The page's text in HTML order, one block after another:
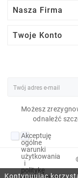
Kontynuując
MT
Nasza Firma
Twoje Konto
Możesz
odnaleźć
Akceptuję
ogólne
warunki
użytkowania
i
politykę